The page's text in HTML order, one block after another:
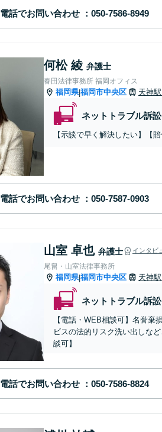
電話でお問い合わせ
何松 綾 弁護士
春田法律事務所 福岡オフィス
福岡県|福岡市中央区 天神駅
ネットトラブル訴
【示談で早く解決したい】【
電話でお問い合わせ
山室 卓也 弁護士 インタビ
尾畠・山室法律事務所
福岡県|福岡市中央区 天神駅
ネットトラブル訴
【電話・WEB相談可】名誉
ビスの法的リスク洗い出しな
談可】
電話でお問い合わせ